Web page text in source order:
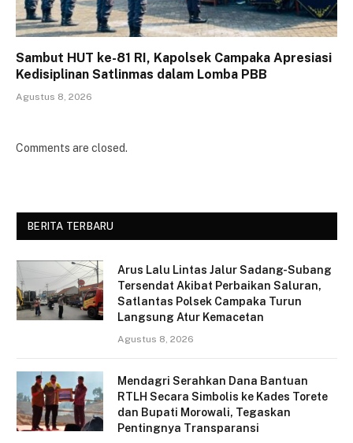
Sambut HUT ke-81 RI, Kapolsek Campaka Apresiasi
Kedisiplinan Satlinmas dalam Lomba PBB
Agustus 8, 2026
Comments are closed.
BERITA TERBARU
Arus Lalu Lintas Jalur Sadang-Subang
Tersendat Akibat Perbaikan Saluran,
Satlantas Polsek Campaka Turun
Langsung Atur Kemacetan
Agustus 8, 2026
Mendagri Serahkan Dana Bantuan
RTLH Secara Simbolis ke Kades Torete
dan Bupati Morowali, Tegaskan
Pentingnya Transparansi